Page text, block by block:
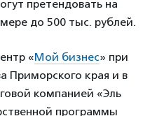
претендовать на
до 500 тыс. рублей.
«Мой бизнес» при
Приморского края и в
компанией «Эль
программы